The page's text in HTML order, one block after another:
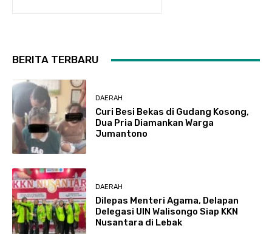
BERITA TERBARU
DAERAH
Curi Besi Bekas di Gudang Kosong,
Dua Pria Diamankan Warga
Jumantono
DAERAH
Dilepas Menteri Agama, Delapan
Delegasi UIN Walisongo Siap KKN
Nusantara di Lebak